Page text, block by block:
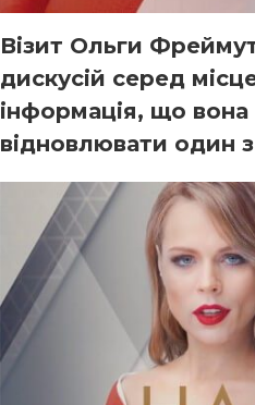
Візит Ольги
дискусій серед
інформація, що
відновлювати один